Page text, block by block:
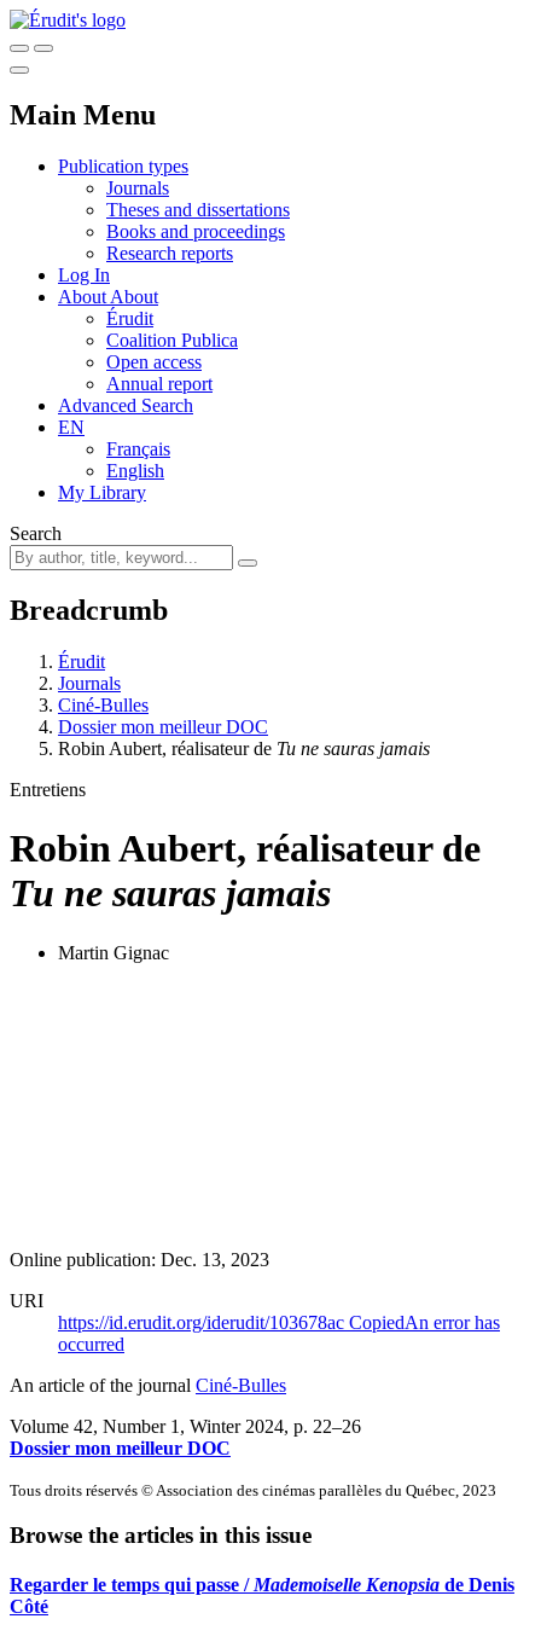
Main Menu
Publication types
Journals
Theses and dissertations
Books and proceedings
Research reports
Log In
About About
Érudit
Coalition Publica
Open access
Annual report
Advanced Search
EN
Français
English
My Library
Search
Breadcrumb
Érudit
Journals
Ciné-Bulles
Dossier mon meilleur DOC
Robin Aubert, réalisateur de Tu ne sauras jamais
Entretiens
Robin Aubert, réalisateur de
Tu ne sauras jamais
Martin Gignac
Online publication: Dec. 13, 2023
URI
https://id.erudit.org/iderudit/103678ac CopiedAn error has
occurred
An article of the journal Ciné-Bulles
Volume 42, Number 1, Winter 2024, p. 22–26
Dossier mon meilleur DOC
Tous droits réservés © Association des cinémas parallèles du Québec, 2023
Browse the articles in this issue
Regarder le temps qui passe /Mademoiselle Kenopsia de Denis
Côté